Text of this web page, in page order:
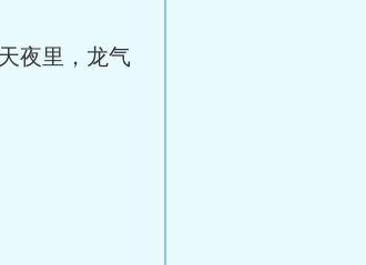
夜里，龙气